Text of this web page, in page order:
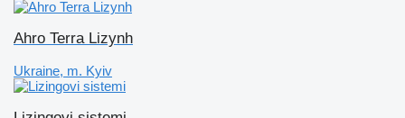
Ahro Terra Lizynh
Ukraine, m. Kyiv